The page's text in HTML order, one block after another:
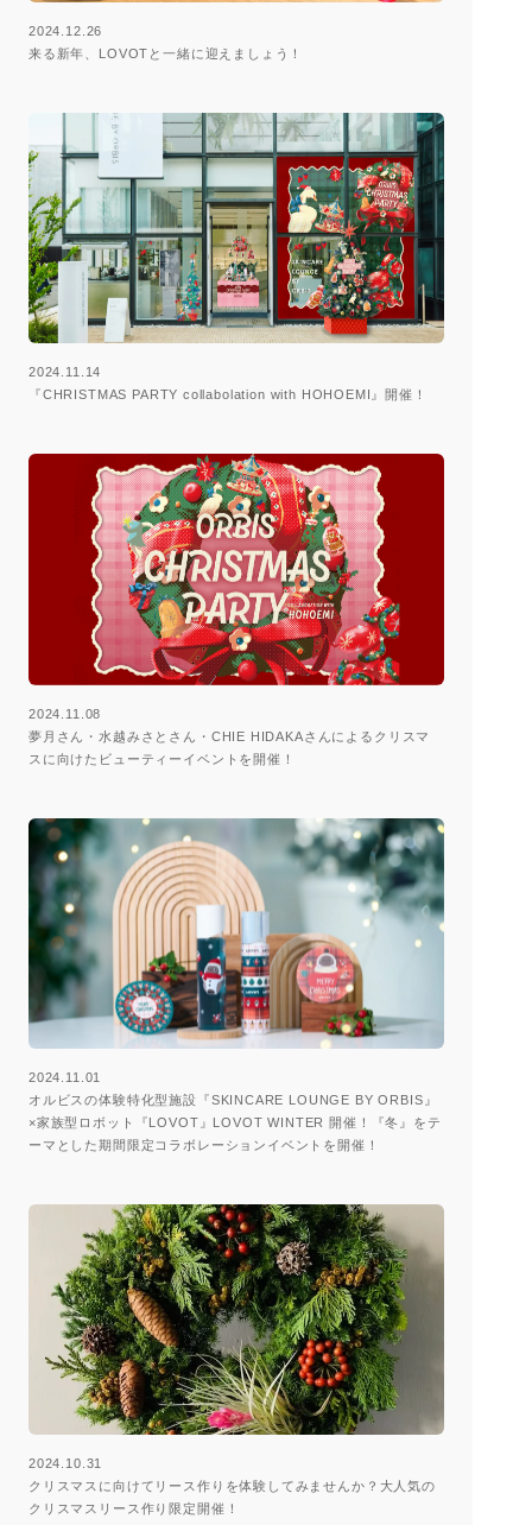
2024.12.26
来る新年、LOVOTと一緒に迎えましょう！
2024.11.14
『CHRISTMAS PARTY collabolation with HOHOEMI』開催！
2024.11.08
夢月さん・水越みさとさん・CHIE HIDAKAさんによるクリスマ
スに向けたビューティーイベントを開催！
2024.11.01
オルビスの体験特化型施設『SKINCARE LOUNGE BY ORBIS』
×家族型ロボット『LOVOT』LOVOT WINTER 開催！『冬』をテ
ーマとした期間限定コラボレーションイベントを開催！
2024.10.31
クリスマスに向けてリース作りを体験してみませんか？大人気の
クリスマスリース作り限定開催！